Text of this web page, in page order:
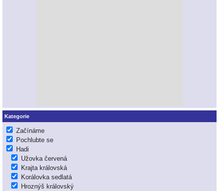
Kategorie
Začínáme
Pochlubte se
Hadi
Užovka červená
Krajta královská
Korálovka sedlatá
Hroznýš královský